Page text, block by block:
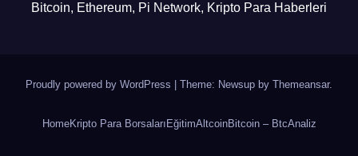
Bitcoin, Ethereum, Pi Network, Kripto Para Haberleri
Proudly powered by WordPress Theme: Newsup by Themeansar.
HomeKripto Para BorsalarıEğitimAltcoinBitcoin – BtcAnaliz